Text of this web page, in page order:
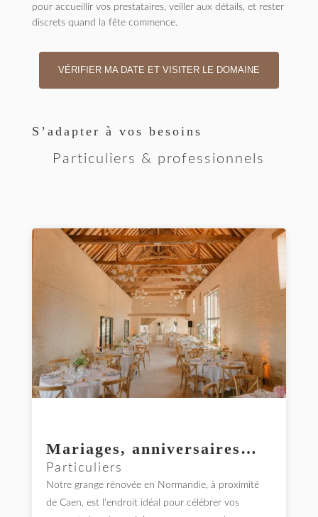
pour accueillir vos prestataires, veiller aux détails, et rester
discrets quand la fête commence.
VÉRIFIER MA DATE ET VISITER LE DOMAINE
S’adapter à vos besoins
Particuliers & professionnels
Mariages, anniversaires…
Particuliers
Notre grange rénovée en Normandie, à proximité
de Caen, est l’endroit idéal pour célébrer vos